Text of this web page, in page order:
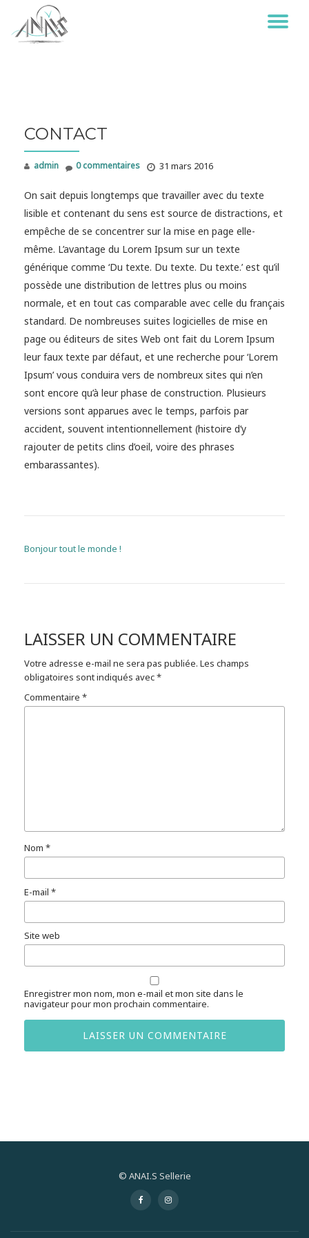
Aller
CONTACT
admin 31 mars 2016
0 commentaires
On sait depuis longtemps que travailler avec du texte
lisible et contenant du sens est source de distractions, et
empêche de se concentrer sur la mise en page elle-
même. L’avantage du Lorem Ipsum sur un texte
générique comme ‘Du texte. Du texte. Du texte.’ est qu’il
possède une distribution de lettres plus ou moins
normale, et en tout cas comparable avec celle du français
standard. De nombreuses suites logicielles de mise en
page ou éditeurs de sites Web ont fait du Lorem Ipsum
leur faux texte par défaut, et une recherche pour ‘Lorem
Ipsum’ vous conduira vers de nombreux sites qui n’en
sont encore qu’à leur phase de construction. Plusieurs
versions sont apparues avec le temps, parfois par
accident, souvent intentionnellement (histoire d’y
rajouter de petits clins d’oeil, voire des phrases
embarassantes).
Bonjour tout le monde !
LAISSER UN COMMENTAIRE
Votre adresse e-mail ne sera pas publiée. Les champs
obligatoires sont indiqués avec*
Commentaire *
Nom *
E-mail *
Site web
Enregistrer mon nom, mon e-mail et mon site dans le
navigateur pour mon prochain commentaire.
© ANAI.S Sellerie
secondaire